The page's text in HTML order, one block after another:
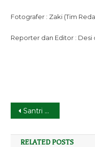
Fotografer : Zaki (Tim
Reporter dan Editor : Desi
Post
navigation
Santri TPQ Kyai Galang Sewu Menggelar Acara Outbond
RELATED POSTS